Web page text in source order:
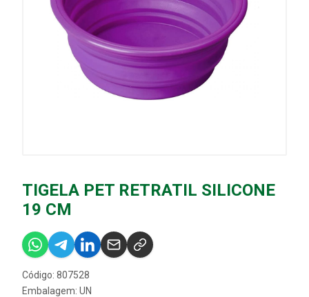
TIGELA PET RETRATIL SILICONE
19 CM
Código: 807528
Embalagem: UN